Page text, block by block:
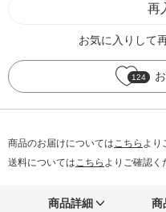
再
お気に入りして
124
商品のお届けについては こちら より
送料については こちら よりご確認く
商品詳細 商